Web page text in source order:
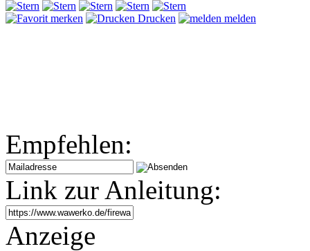
merken Drucken melden
Empfehlen:
Link zur Anleitung:
Anzeige